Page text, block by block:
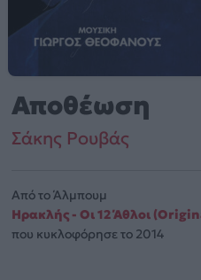
Αποθέωση
Σάκης Ρουβάς
Από το Άλμπουμ
Ηρακλής - Οι 12 Άθλοι
που κυκλοφόρησε το 2014